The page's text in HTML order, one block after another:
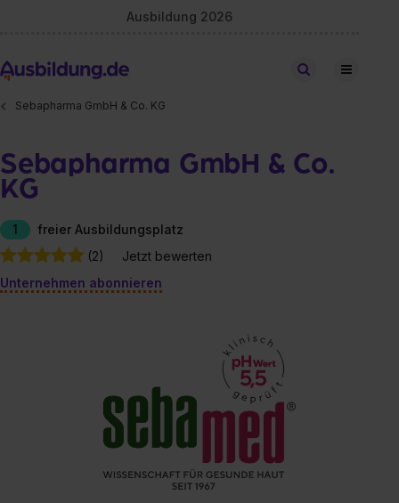
Ausbildung 2026
Stellen finden
Sebapharma GmbH & Co. KG
Sebapharma GmbH & Co.
KG
1
freier Ausbildungsplatz
(2)
Jetzt bewerten
Unternehmen abonnieren